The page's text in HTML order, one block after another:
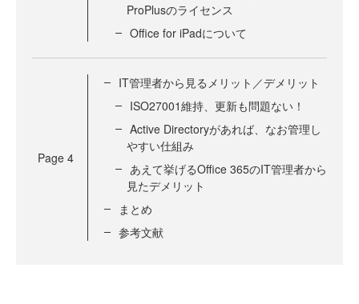
ProPlusのライセンス
Office for iPadについて
Page 4
IT管理者から見るメリット／デメリット
ISO27001維持、更新も問題ない！
Active Directoryがあれば、なお管理し
やすい仕組み
あえて挙げるOffice 365のIT管理者から
見たデメリット
まとめ
参考文献